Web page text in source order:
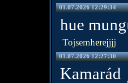
01.07.2026 12:29:34
hue
Tojsemherejjjj
01.07.2026 12:27:30